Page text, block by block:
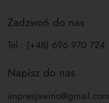
Zadzwoń do nas
Tel : (+48) 696 970 724
Napisz do nas
impresjawino@gmail.com